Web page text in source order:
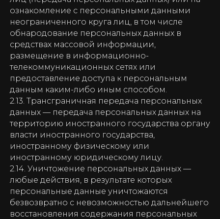
ознакомление с персональными данными
неограниченного круга лиц, в том числе
обнародование персональных данных в
средствах массовой информации,
размещение в информационно-
телекоммуникационных сетях или
предоставление доступа к персональным
данным каким-либо иным способом.
2.13. Трансграничная передача персональных
данных — передача персональных данных на
территорию иностранного государства органу
власти иностранного государства,
иностранному физическому или
иностранному юридическому лицу.
2.14. Уничтожение персональных данных —
любые действия, в результате которых
персональные данные уничтожаются
безвозвратно с невозможностью дальнейшего
восстановления содержания персональных